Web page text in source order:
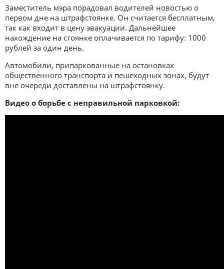
Заместитель мэра порадовал водителей новостью о
первом дне на штрафстоянке. Он считается бесплатным,
так как входит в цену эвакуации. Дальнейшее
нахождение на стоянке оплачивается по тарифу: 1000
рублей за один день.
Автомобили, припаркованные на остановках
общественного транспорта и пешеходных зонах, будут
вне очереди доставлены на штрафстоянку.
Видео о борьбе с неправильной парковкой: